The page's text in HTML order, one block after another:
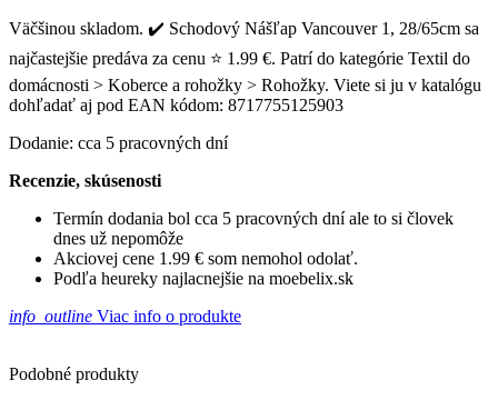
Väčšinou skladom. ✔️ Schodový Nášľap Vancouver 1, 28/65cm sa
najčastejšie predáva za cenu ⭐ 1.99 €. Patrí do kategórie Textil do
domácnosti > Koberce a rohožky > Rohožky. Viete si ju v katalógu
dohľadať aj pod EAN kódom: 8717755125903
Dodanie: cca 5 pracovných dní
Recenzie, skúsenosti
Termín dodania bol cca 5 pracovných dní ale to si človek
dnes už nepomôže
Akciovej cene 1.99 € som nemohol odolať.
Podľa heureky najlacnejšie na moebelix.sk
info_outline Viac info o produkte
Podobné produkty